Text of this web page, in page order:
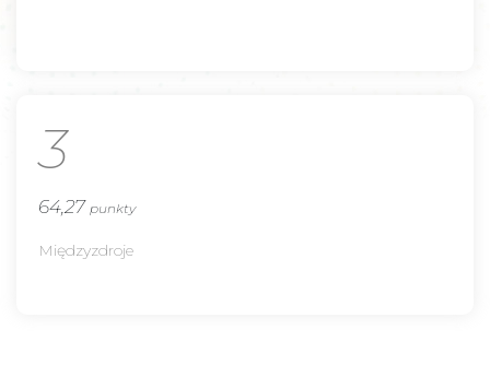
3
64,27 punkty
Międzyzdroje